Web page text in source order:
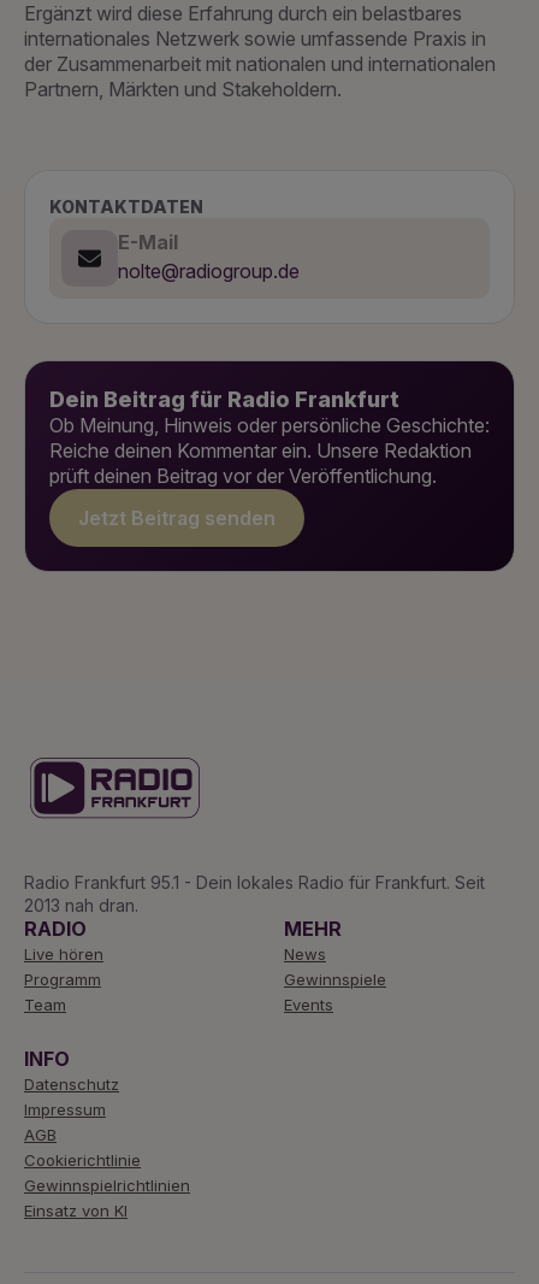
Ergänzt wird diese Erfahrung durch ein belastbares
internationales Netzwerk sowie umfassende Praxis in
der Zusammenarbeit mit nationalen und internationalen
Partnern, Märkten und Stakeholdern.
KONTAKTDATEN
E-Mail
nolte@radiogroup.de
Dein Beitrag für Radio Frankfurt
Ob Meinung, Hinweis oder persönliche Geschichte:
Reiche deinen Kommentar ein. Unsere Redaktion
prüft deinen Beitrag vor der Veröffentlichung.
Jetzt Beitrag senden
Radio Frankfurt 95.1 - Dein lokales Radio für Frankfurt. Seit
2013 nah dran.
RADIO
Live hören
Programm
Team
MEHR
News
Gewinnspiele
Events
INFO
Datenschutz
Impressum
AGB
Cookierichtlinie
Gewinnspielrichtlinien
Einsatz von KI